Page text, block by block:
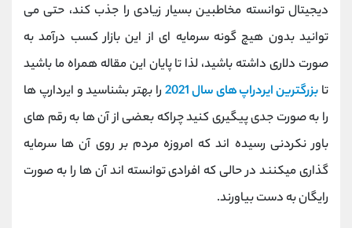
دیجیتال توانسته مخاطبین بسیار زیادی را جذب کند، حتی می
توانید بدون هیچ گونه سرمایه ای از این بازار کسب درآمد به
صورت دلاری داشته باشید، لذا تا پایان این مقاله همراه ما باشید
تا بزرگترین ایردراپ های سال 2021
را بهتر بشناسید و ایردارپ ها
را به صورت جدی پیگیری کنید چراکه بعضی از آن ها به رقم های
باور نکردنی رسیده اند که امروزه مردم بر روی آن ها سرمایه
گذاری میکنند در حالی که افرادی توانسته اند آن ها را به صورت
رایگان به دست بیاورند.